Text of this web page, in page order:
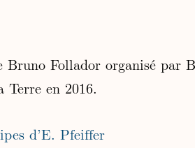
Bruno Follador organisé par
Terre en 2016.
d’E. Pfeiffer